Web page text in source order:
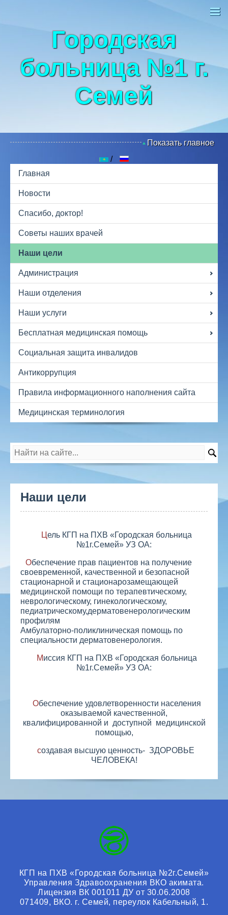
Городская
больница №1 г.
Семей
Показать главное
Главная
Новости
Спасибо, доктор!
Советы наших врачей
Наши цели
Администрация
Наши отделения
Наши услуги
Бесплатная медицинская помощь
Социальная защита инвалидов
Антикоррупция
Правила информационного наполнения сайта
Медицинская терминология
Наши цели
Цель КГП на ПХВ «Городская больница
№1г.Семей» УЗ ОА:
Обеспечение прав пациентов на получение
своевременной, качественной и безопасной
стационарной и стационарозамещающей
медицинской помощи по терапевтическому,
неврологическому, гинекологическому,
педиатрическому,дерматовенерологическим
профилям
Амбулаторно-поликлиническая помощь по
специальности дерматовенерология.
Миссия КГП на ПХВ «Городская больница
№1г.Семей» УЗ ОА:
Обеспечение удовлетворенности населения
оказываемой качественной,
квалифицированной и доступной медицинской
помощью,
создавая высшую ценность- ЗДОРОВЬЕ
ЧЕЛОВЕКА!
КГП на ПХВ «Городская больница №2г.Семей»
Управления Здравоохранения ВКО акимата.
Лицензия ВК 001011 ДУ от 30.06.2008
071409, ВКО. г. Семей, переулок Кабельный, 1.